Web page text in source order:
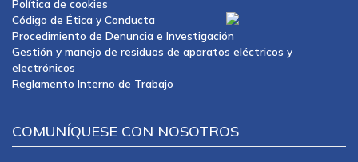
Política de cookies
Código de Ética y Conducta
Procedimiento de Denuncia e Investigación
Gestión y manejo de residuos de aparatos eléctricos y
electrónicos
Reglamento Interno de Trabajo
COMUNÍQUESE CON NOSOTROS